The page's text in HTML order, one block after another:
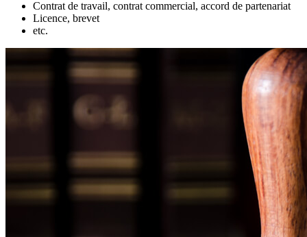
Contrat de travail, contrat commercial, accord de partenariat
Licence, brevet
etc.